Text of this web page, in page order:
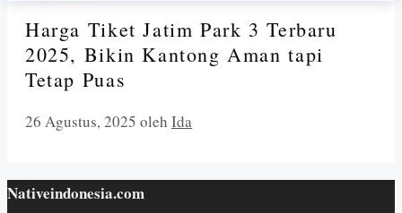
Harga Tiket Jatim Park 3 Terbaru
2025, Bikin Kantong Aman tapi
Tetap Puas
26 Agustus, 2025 oleh Ida
Nativeindonesia.com